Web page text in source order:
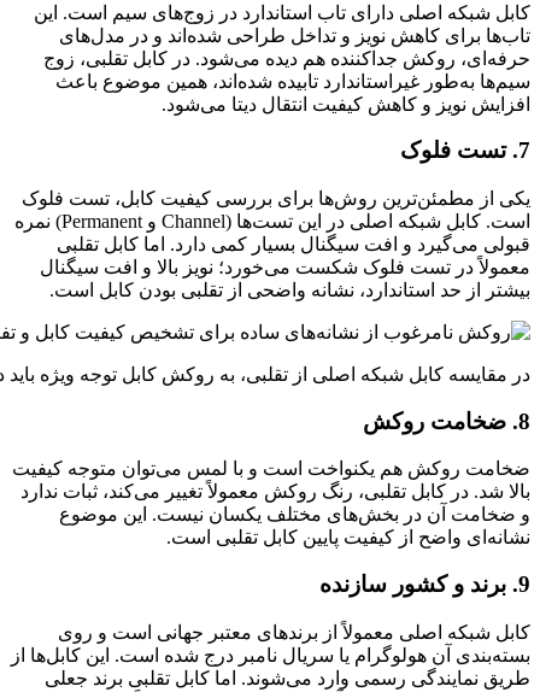
کابل شبکه اصلی دارای تاب استاندارد در زوج‌های سیم است. این
تاب‌ها برای کاهش نویز و تداخل طراحی شده‌اند و در مدل‌های
حرفه‌ای، روکش جداکننده هم دیده می‌شود. در کابل تقلبی، زوج
سیم‌ها به‌طور غیراستاندارد تابیده شده‌اند، همین موضوع باعث
افزایش نویز و کاهش کیفیت انتقال دیتا می‌شود.
7. تست فلوک
یکی از مطمئن‌ترین روش‌ها برای بررسی کیفیت کابل، تست فلوک
است. کابل شبکه اصلی در این تست‌ها (Channel و Permanent) نمره
قبولی می‌گیرد و افت سیگنال بسیار کمی دارد. اما کابل تقلبی
معمولاً در تست فلوک شکست می‌خورد؛ نویز بالا و افت سیگنال
بیشتر از حد استاندارد، نشانه واضحی از تقلبی بودن کابل است.
در مقایسه کابل شبکه اصلی از تقلبی، به روکش کابل توجه ویژه
8. ضخامت روکش
ضخامت روکش هم یکنواخت است و با لمس می‌توان متوجه کیفیت
بالا شد. در کابل تقلبی، رنگ روکش معمولاً تغییر می‌کند، ثبات ندارد
و ضخامت آن در بخش‌های مختلف یکسان نیست. این موضوع
نشانه‌ای واضح از کیفیت پایین کابل تقلبی است.
9. برند و کشور سازنده
کابل شبکه اصلی معمولاً از برندهای معتبر جهانی است و روی
بسته‌بندی آن هولوگرام یا سریال نامبر درج شده است. این کابل‌ها از
طریق نمایندگی رسمی وارد می‌شوند. اما کابل تقلبی برند جعلی